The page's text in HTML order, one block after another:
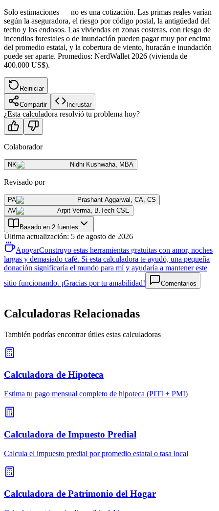
Solo estimaciones — no es una cotización. Las primas reales varían
según la aseguradora, el riesgo por código postal, la antigüedad del
techo y los endosos. Las viviendas en zonas costeras, con riesgo de
incendios forestales o de inundación pueden pagar muy por encima
del promedio estatal, y la cobertura de viento, huracán e inundación
puede ser aparte. Promedios: NerdWallet 2026 (vivienda de
400.000 US$).
Reiniciar
Compartir Incrustar
¿Esta calculadora resolvió tu problema hoy?
Colaborador
NK Nidhi Kushwaha MBA
Revisado por
PA Prashant Aggarwal
CA, CS
AV
Arpit Verma B.Tech CSE
Basado en 2 fuentes
Última actualización: 5 de agosto de 2026
ApoyarConstruyo estas herramientas gratuitas con amor, noches
largas y demasiado café. Si esta calculadora te ayudó, una pequeña
donación significaría el mundo para mí y ayudaría a mantener este
sitio funcionando. ¡Gracias por tu amabilidad!
Comentarios
Calculadoras Relacionadas
También podrías encontrar útiles estas calculadoras
Calculadora de Hipoteca
Estima tu pago mensual completo de hipoteca (PITI + PMI)
Calculadora de Impuesto Predial
Calcula el impuesto predial por promedio estatal o tasa local
Calculadora de Patrimonio del Hogar